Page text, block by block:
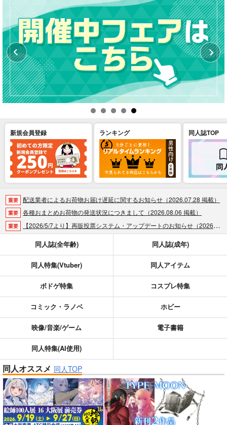
新規会員登録 ランキング 同人誌TOP
重要 配送業者によるお荷物お届け遅延に関するお知らせ（2026.07.28 掲載）
重要 各種おまとめお荷物の発送状況につきまして（2026.08.06 掲載）
重要 【2026/5/7より】再販投票システム・アップデートのお知らせ（2026.05.07 掲載）
「とらのあな×駿河屋日本橋乙女同人誌館」通販店頭受取サービス開始のお知らせ（2026.01.05 更新｜2025.12.30 掲載）
重要 【2025/12/1より】「通販ポイント⇒とらコイン変換キャンペーン」終了のお知らせ（2025.11.21 掲載）
個人情報保護方針の改定について（2025.09.19 更新｜2025.08.01 掲載）
ポイント付与・管理体制改定のお知らせ（2024.11.20 掲載）
全てのお知らせを見る
同人誌(全年齢) 同人誌(成年)
同人特集(Vtuber) 同人アイテム
ボドゲ特集 コスプレ特集
コミック・ラノベ ホビー
映像/音楽/ゲーム 電子書籍
同人特集(AI使用)
同人オススメ 同人TOP